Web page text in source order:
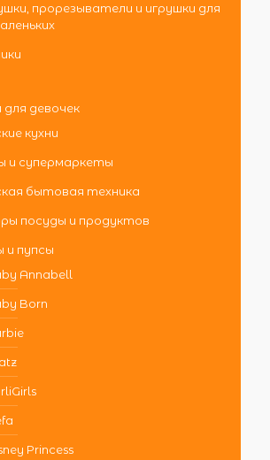
прорезыватели и игрушки для
для девочек
кухни
и супермаркеты
бытовая техника
посуды и продуктов
и пупсы
Annabell
Born
Princess